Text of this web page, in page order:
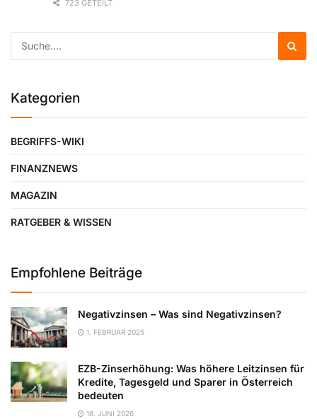
723 GETEILT
Kategorien
BEGRIFFS-WIKI
FINANZNEWS
MAGAZIN
RATGEBER & WISSEN
Empfohlene Beiträge
Negativzinsen – Was sind Negativzinsen?
1. FEBRUAR 2025
EZB-Zinserhöhung: Was höhere Leitzinsen für
Kredite, Tagesgeld und Sparer in Österreich
bedeuten
18. JUNI 2026